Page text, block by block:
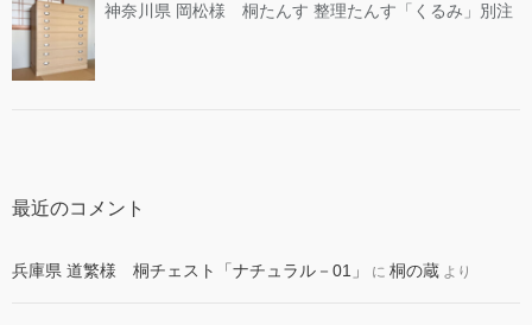
神奈川県 岡松様 桐たんす 整理たんす「くるみ」別注
最近のコメント
兵庫県 道繁様 桐チェスト「ナチュラル－01」 に 桐の蔵 より